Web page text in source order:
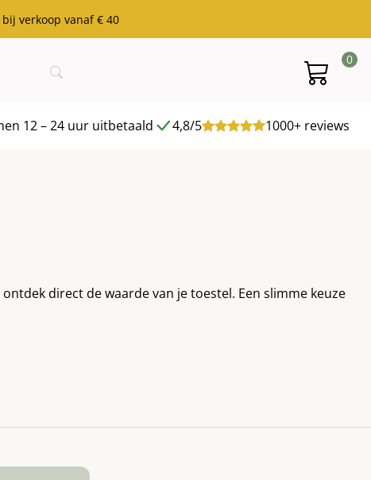
verkoop vanaf € 40
0
12 – 24 uur uitbetaald 4,8/5 1000+ reviews
direct de waarde van je toestel. Een slimme keuze